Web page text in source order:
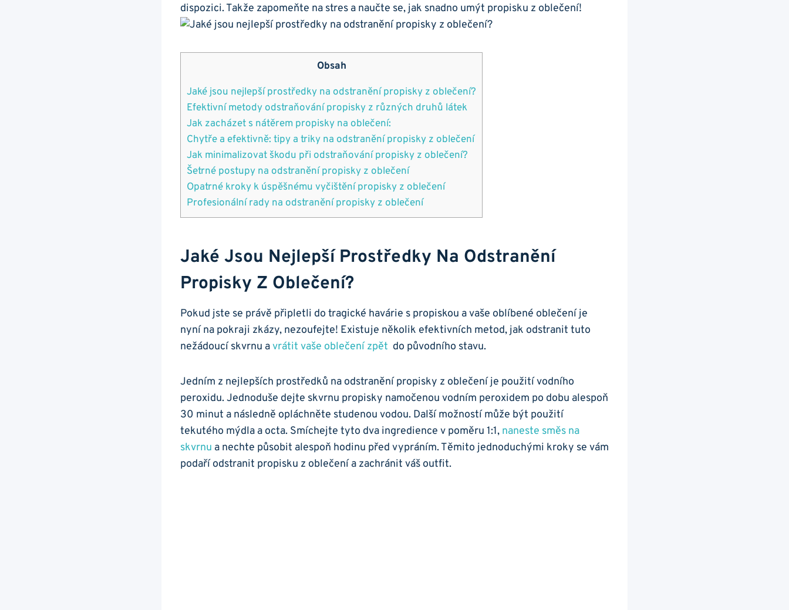
dispozici. Takže⁢ zapomeňte na ‌stres⁤ a naučte se, ‍jak snadno⁣ umýt propisku z oblečení!
Obsah
Jaké jsou nejlepší prostředky na odstranění propisky z oblečení?
Efektivní metody odstraňování propisky‌ z různých druhů látek
Jak zacházet⁣ s​ nátěrem propisky na oblečení:
Chytře a‌ efektivně: ⁤tipy a⁢ triky na odstranění⁣ propisky z ‌oblečení
Jak minimalizovat škodu při odstraňování ‌propisky z ‍oblečení?
Šetrné postupy⁣ na odstranění propisky z oblečení
Opatrné kroky k ‌úspěšnému vyčištění propisky z⁤ oblečení
Profesionální ⁣rady na odstranění propisky z⁢ oblečení
Jaké Jsou Nejlepší Prostředky Na Odstranění
Propisky Z Oblečení?
Pokud⁣ jste ‌se právě připletli do⁤ tragické havárie ⁢s ⁢propiskou​ a vaše oblíbené oblečení ⁢je
nyní⁣ na pokraji‍ zkázy, nezoufejte! Existuje několik efektivních metod, jak⁣ odstranit tuto
nežádoucí skvrnu avrátit⁣ vaše oblečení zpět ​ do původního stavu.
Jedním z nejlepších​ prostředků na​ odstranění propisky z oblečení je použití‌ vodního
⁤peroxidu.⁢ Jednoduše dejte skvrnu propisky namočenou vodním peroxidem po ⁣dobu alespoň⁢
30 minut a následně‌ opláchněte‌ studenou vodou. Další možností může být použití
⁣tekutého mýdla a octa. Smíchejte tyto dva‍ ingredience v poměru 1:1, naneste směs na
skvrnu a nechte působit ‍alespoň hodinu před ⁣vypráním. Těmito jednoduchými kroky se vám
podaří odstranit propisku‍ z‌ oblečení⁣ a zachránit váš outfit.